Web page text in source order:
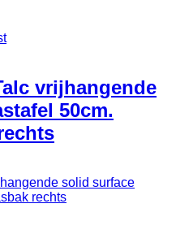
vrijhangende
50cm.